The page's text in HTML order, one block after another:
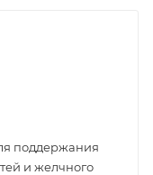
поддержания
и желчного